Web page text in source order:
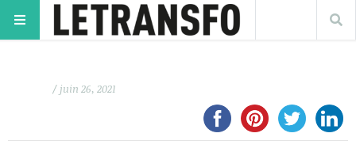
/ juin 26, 2021